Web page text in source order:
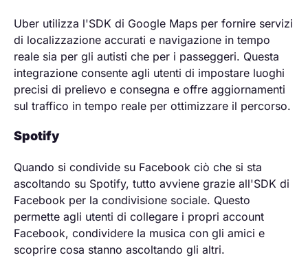
Uber utilizza l'SDK di Google Maps per fornire servizi
di localizzazione accurati e navigazione in tempo
reale sia per gli autisti che per i passeggeri. Questa
integrazione consente agli utenti di impostare luoghi
precisi di prelievo e consegna e offre aggiornamenti
sul traffico in tempo reale per ottimizzare il percorso.
Spotify
Quando si condivide su Facebook ciò che si sta
ascoltando su Spotify, tutto avviene grazie all'SDK di
Facebook per la condivisione sociale. Questo
permette agli utenti di collegare i propri account
Facebook, condividere la musica con gli amici e
scoprire cosa stanno ascoltando gli altri.